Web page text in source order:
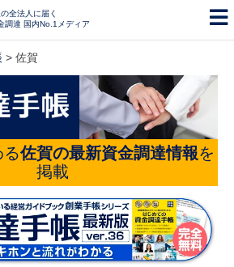
全法人に届く
調達 国内No.1メディア
> 佐賀
る佐賀の最新資金調達情報を
掲載